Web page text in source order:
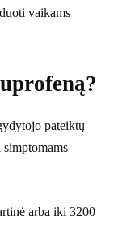
vaikams
pateiktų
arba iki 3200